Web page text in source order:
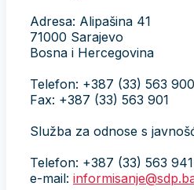
Adresa: Alipašina 41
71000 Sarajevo
Bosna i Hercegovina
Telefon: +387 (33) 563 900
Fax: +387 (33) 563 901
Služba za odnose s
Telefon: +387 (33) 563
e-mail: